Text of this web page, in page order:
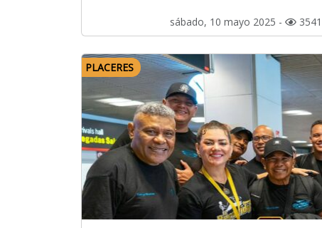
sábado, 10 mayo 2025 - 3541
PLACERES